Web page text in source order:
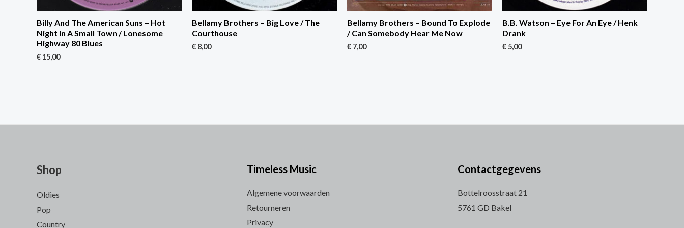
Billy And The American Suns – Hot
Night In A Small Town / Lonesome
Highway 80 Blues
€ 15,00
Bellamy Brothers – Big Love / The
Courthouse
€ 8,00
Bellamy Brothers – Bound To Explode
/ Can Somebody Hear Me Now
€ 7,00
B.B. Watson – Eye For An Eye / Henk
Drank
€ 5,00
Shop
Oldies
Pop
Country
Timeless Music
Algemene voorwaarden
Retourneren
Privacy
Contactgegevens
Bottelroosstraat 21
5761 GD Bakel